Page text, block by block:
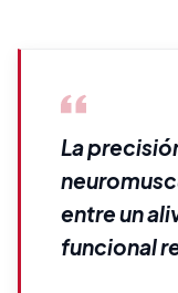
curso
Fisioterapia
Posgrado
La
entre un
funcional